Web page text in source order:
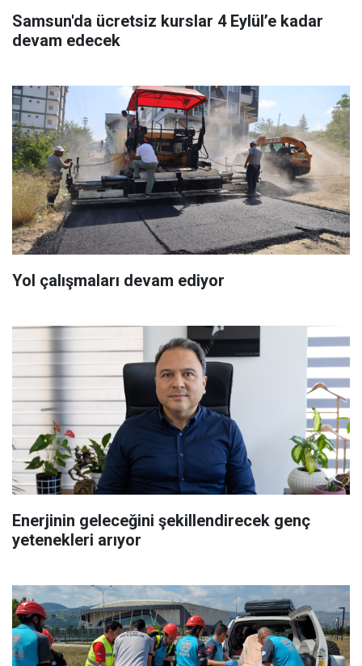
Samsun'da ücretsiz kurslar 4 Eylül’e kadar
devam edecek
Yol çalışmaları devam ediyor
Enerjinin geleceğini şekillendirecek genç
yetenekleri arıyor